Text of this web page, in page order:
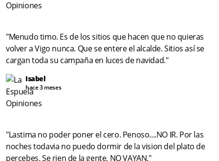
"Menudo timo. Es de los sitios que hacen que no quieras
volver a Vigo nunca. Que se entere el alcalde. Sitios así se
cargan toda su campaña en luces de navidad."
Isabel
hace 3 meses
"Lastima no poder poner el cero. Penoso....NO IR. Por las
noches todavia no puedo dormir de la vision del plato de
percebes. Se rien de la gente. NO VAYAN."